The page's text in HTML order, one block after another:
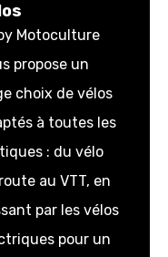
Motoculture
propose un
choix de vélos
à toutes les
: du vélo
au VTT, en
par les vélos
pour un